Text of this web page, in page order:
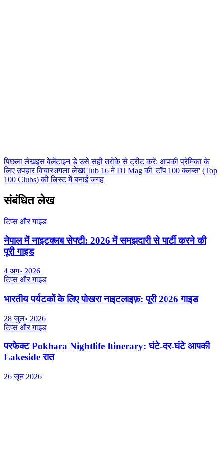
पिछला लेखइस वेलेंटाइन डे उसे सही तरीके से ट्रीट करें: आपकी प्रेमिका के
लिए उपहार विचारअगला लेखClub 16 ने DJ Mag की 'टॉप 100 क्लब्स' (Top
100 Clubs) की लिस्ट में बनाई जगह
संबंधित लेख
टिप्स और गाइड
नेपाल में नाइटक्लब सेफ्टी: 2026 में समझदारी से पार्टी करने की
पूरी गाइड
4 अग॰ 2026
टिप्स और गाइड
भारतीय पर्यटकों के लिए पोखरा नाइटलाइफ़: पूरी 2026 गाइड
28 जुल॰ 2026
टिप्स और गाइड
परफेक्ट Pokhara Nightlife Itinerary: घंटे-दर-घंटे आपकी
Lakeside रात
26 जून 2026